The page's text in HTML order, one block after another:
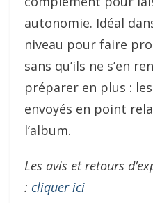
autonomie. Idéal
niveau pour faire
sans qu’ils ne s’en
préparer en plus :
envoyés en point
l’album.
Les avis et retours
: cliquer ici